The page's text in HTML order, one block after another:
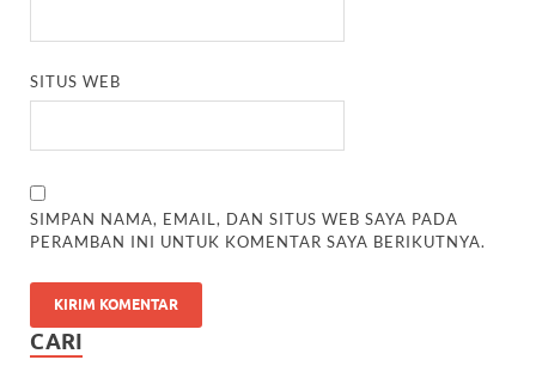
SITUS WEB
SIMPAN NAMA, EMAIL, DAN SITUS WEB SAYA PADA
PERAMBAN INI UNTUK KOMENTAR SAYA BERIKUTNYA.
CARI